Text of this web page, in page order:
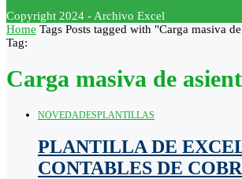
Copyright 2024 - Archivo Excel
Home Tags Posts tagged with "Carga masiva
Tag:
Carga masiva de
NOVEDADESPLANTILLAS
PLANTILLA DE
CONTABLES DE